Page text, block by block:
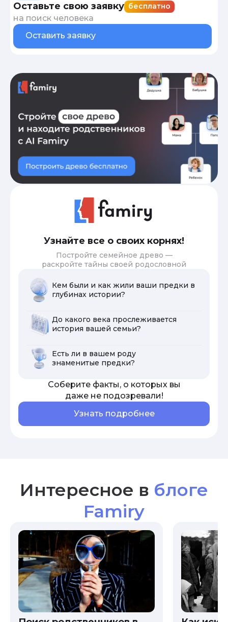
Оставьте свою заявку бесплатно
на поиск человека
Оставить заявку
Узнайте все о своих корнях!
Постройте семейное древо —
раскройте тайны своей родословной
Кем были и как жили ваши предки в
глубинах истории?
До какого века прослеживается
история вашей семьи?
Есть ли в вашем роду
знаменитые предки?
Соберите факты, о которых вы
даже не подозревали!
Узнать подробнее
Интересное в блоге
Famiry